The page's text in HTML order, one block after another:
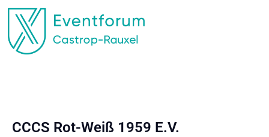
CCCS Rot-Weiß 1959 E.V.